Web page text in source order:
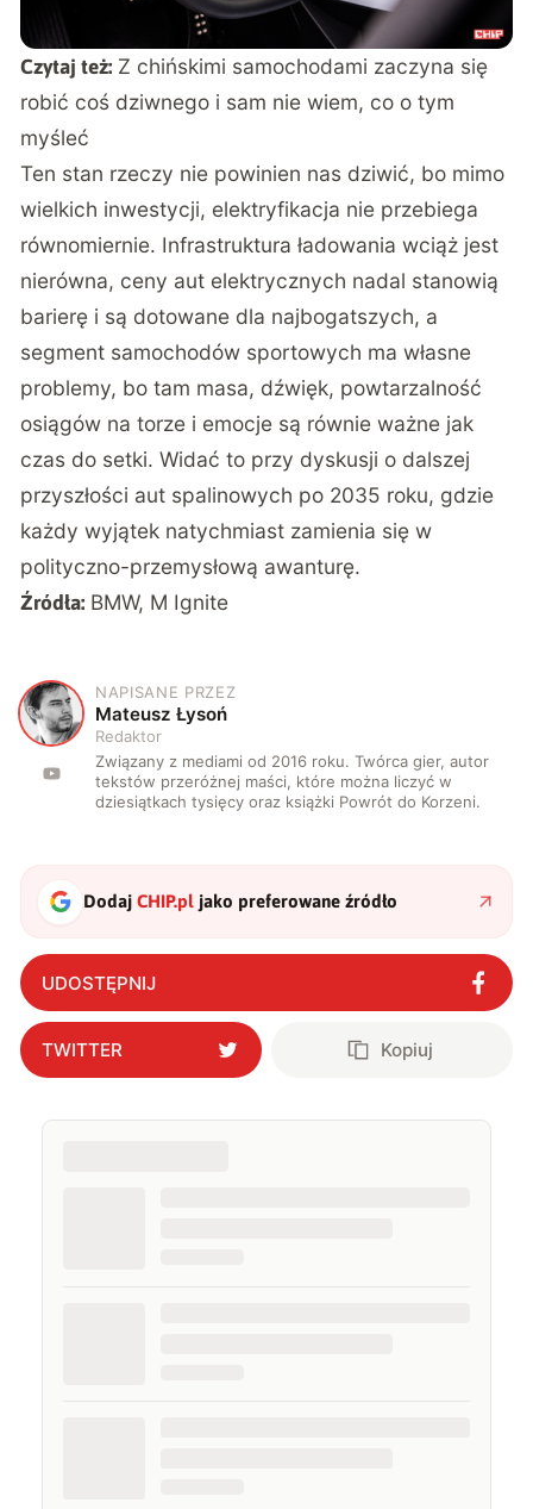
Czytaj też: Z chińskimi samochodami zaczyna się
robić coś dziwnego i sam nie wiem, co o tym
myśleć
Ten stan rzeczy nie powinien nas dziwić, bo mimo
wielkich inwestycji, elektryfikacja nie przebiega
równomiernie. Infrastruktura ładowania wciąż jest
nierówna, ceny aut elektrycznych nadal stanowią
barierę i są dotowane dla najbogatszych, a
segment samochodów sportowych ma własne
problemy, bo tam masa, dźwięk, powtarzalność
osiągów na torze i emocje są równie ważne jak
czas do setki. Widać to przy dyskusji o dalszej
przyszłości aut spalinowych po 2035 roku, gdzie
każdy wyjątek natychmiast zamienia się w
polityczno-przemysłową awanturę.
Źródła: BMW, M Ignite
M
NAPISANE PRZEZ
Mateusz Łysoń
Redaktor
Związany z mediami od 2016 roku. Twórca gier, autor
tekstów przeróżnej maści, które można liczyć w
dziesiątkach tysięcy oraz książki Powrót do Korzeni.
DodajCHIP.pl jako preferowane źródło
UDOSTĘPNIJ
TWITTER Kopiuj